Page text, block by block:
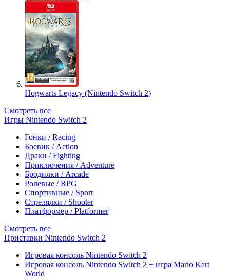
Hogwarts Legacy (Nintendo Switch 2)
Смотреть все
Игры Nintendo Switch 2
Гонки / Racing
Боевик / Action
Драки / Fighting
Приключения / Adventure
Бродилки / Arcade
Ролевые / RPG
Спортивные / Sport
Стрелялки / Shooter
Платформер / Platformer
Смотреть все
Приставки Nintendo Switch 2
Игровая консоль Nintendo Switch 2
Игровая консоль Nintendo Switch 2 + игра Mario Kart
World